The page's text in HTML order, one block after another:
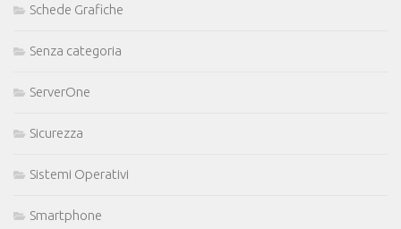
Schede Grafiche
Senza categoria
ServerOne
Sicurezza
Sistemi Operativi
Smartphone